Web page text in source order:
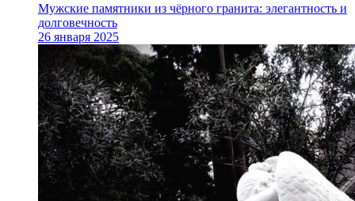
Мужские памятники из чёрного гранита: элегантность и
долговечность
26 января 2025